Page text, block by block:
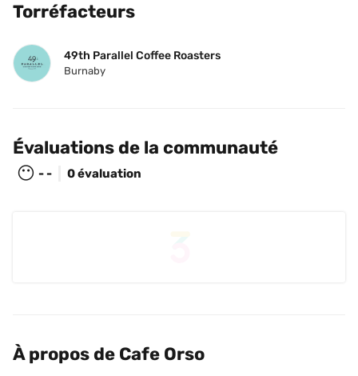
Torréfacteurs
49th Parallel Coffee Roasters
Burnaby
Évaluations de la communauté
😶 - - 0 évaluation
À propos de Cafe Orso